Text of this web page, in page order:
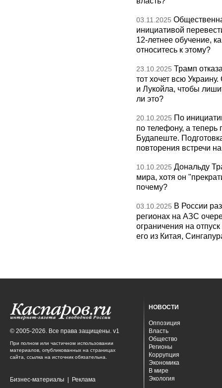
03.11.2025
инициативой
12-летнее обучение,
относитесь к этому?
23.10.2025 Трамп
тот хочет всю
и Лукойла, чтобы
ли это?
20.10.2025 По
по телефону, а теперь
Будапеште.
повторения встречи
10.10.2025 Дональду
мира, хотя он
почему?
03.10.2025 В России
регионах на АЗС
ограничения на
его из Китая,
© 2005-2026. Все права защищены. v1
При полном или частичном использовании
материалов, опубликованных на страницах
сайта, ссылка на источник обязательна.
Бизнес-материалы Реклама
НОВОСТИ
Оппозиция
Власть
Общество
Регионы
Коррупция
Экономика
В мире
Экология